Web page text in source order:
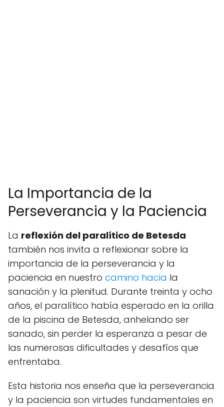
La Importancia de la
Perseverancia y la Paciencia
La reflexión del paralítico de Betesda
también nos invita a reflexionar sobre la
importancia de la perseverancia y la
paciencia en nuestro camino hacia la
sanación y la plenitud. Durante treinta y ocho
años, el paralítico había esperado en la orilla
de la piscina de Betesda, anhelando ser
sanado, sin perder la esperanza a pesar de
las numerosas dificultades y desafíos que
enfrentaba.
Esta historia nos enseña que la perseverancia
y la paciencia son virtudes fundamentales en